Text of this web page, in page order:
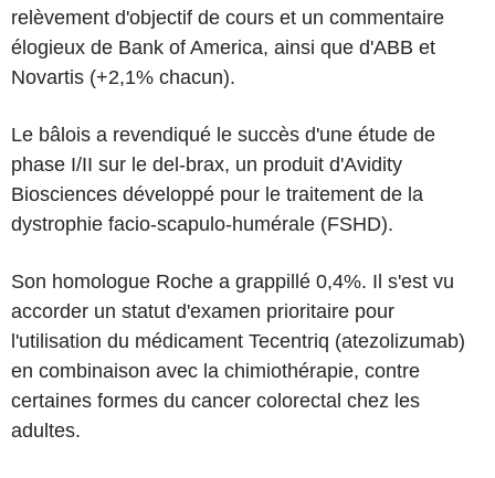
relèvement d'objectif de cours et un commentaire
élogieux de Bank of America, ainsi que d'ABB et
Novartis (+2,1% chacun).
Le bâlois a revendiqué le succès d'une étude de
phase I/II sur le del-brax, un produit d'Avidity
Biosciences développé pour le traitement de la
dystrophie facio-scapulo-humérale (FSHD).
Son homologue Roche a grappillé 0,4%. Il s'est vu
accorder un statut d'examen prioritaire pour
l'utilisation du médicament Tecentriq (atezolizumab)
en combinaison avec la chimiothérapie, contre
certaines formes du cancer colorectal chez les
adultes.